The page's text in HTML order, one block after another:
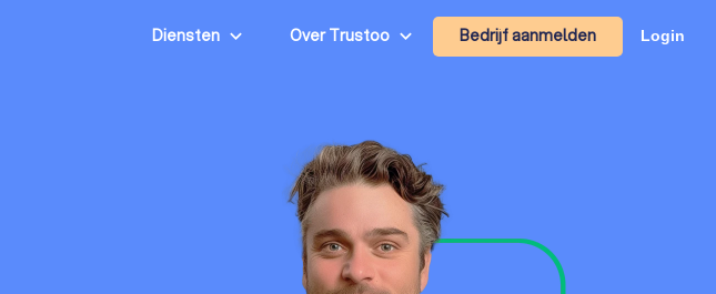
Diensten Over Trustoo Bedrijf aanmelden Login